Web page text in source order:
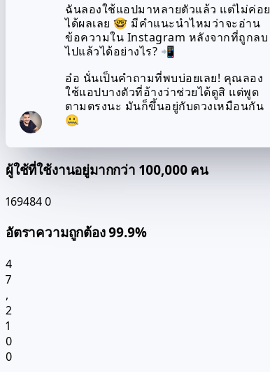
ฉันลองใช้แอปมาหลายตัวแล้ว แต่ไม่ค่อย
ได้ผลเลย 🤓 มีคำแนะนำไหมว่าจะอ่าน
ข้อความใน Instagram หลังจากที่ถูกลบ
ไปแล้วได้อย่างไร? 📲
อ๋อ นั่นเป็นคำถามที่พบบ่อยเลย! คุณลอง
ใช้แอปบางตัวที่อ้างว่าช่วยได้ดูสิ แต่พูด
ตามตรงนะ มันก็ขึ้นอยู่กับดวงเหมือนกัน
🤐
ผู้ใช้ที่ใช้งานอยู่มากกว่า 100,000 คน
1694840
อัตราความถูกต้อง 99.9%
4
7
,
2
1
0
0